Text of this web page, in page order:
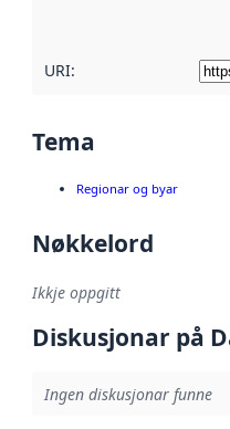
URI:
Tema
Regionar og byar
Nøkkelord
Ikkje oppgitt
Diskusjonar på
Ingen diskusjonar funne